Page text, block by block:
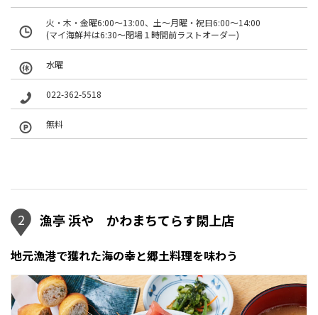
火・木・金曜6:00〜13:00、土〜月曜・祝日6:00〜14:00
(マイ海鮮丼は6:30〜閉場１時間前ラストオーダー)
水曜
022-362-5518
無料
2 漁亭 浜や かわまちてらす閖上店
地元漁港で獲れた海の幸と郷土料理を味わう